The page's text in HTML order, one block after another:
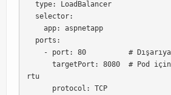
rtu
      protocol: TCP